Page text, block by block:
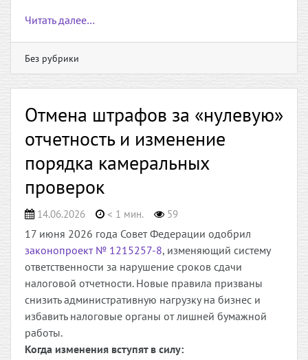
Читать далее…
Без рубрики
Отмена штрафов за «нулевую»
отчетность и изменение
порядка камеральных
проверок
14.06.2026 < 1 мин. 59
17 июня 2026 года Совет Федерации одобрил
законопроект № 1215257-8, изменяющий систему
ответственности за нарушение сроков сдачи
налоговой отчетности. Новые правила призваны
снизить административную нагрузку на бизнес и
избавить налоговые органы от лишней бумажной
работы.
Когда изменения вступят в силу: